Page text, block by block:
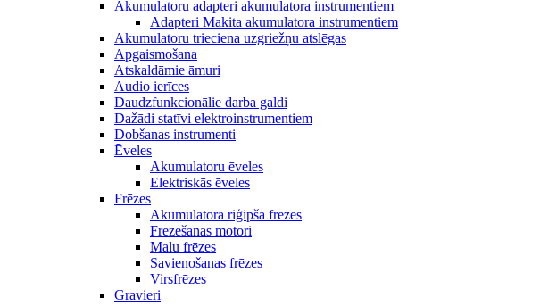
Akumulatoru adapteri akumulatora instrumentiem
Adapteri Makita akumulatora instrumentiem
Akumulatoru trieciena uzgriežņu atslēgas
Apgaismošana
Atskaldāmie āmuri
Audio ierīces
Daudzfunkcionālie darba galdi
Dažādi statīvi elektroinstrumentiem
Dobšanas instrumenti
Ēveles
Akumulatoru ēveles
Elektriskās ēveles
Frēzes
Akumulatora riģipša frēzes
Frēzēšanas motori
Malu frēzes
Savienošanas frēzes
Virsfrēzes
Gravieri